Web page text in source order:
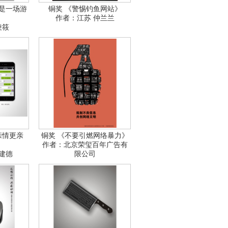
一场游
筱
铜奖 《警惕钓鱼网站》
作者：江苏 仲兰兰
情更亲
德
铜奖 《不要引燃网络暴力》
作者：北京荣玺百年广告有
限公司